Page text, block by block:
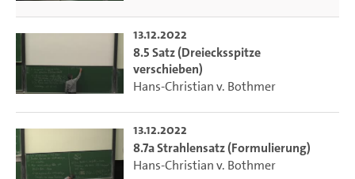
13.12.2022
8.5 Satz (Dreiecksspitze
verschieben)
Hans-Christian v. Bothmer
13.12.2022
8.7a Strahlensatz (Formulierung)
Hans-Christian v. Bothmer